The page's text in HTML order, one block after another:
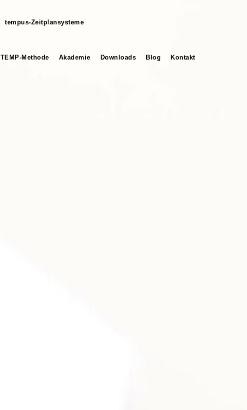
tempus-Zeitplansysteme
TEMP-Methode Akademie Downloads Blog Kontakt